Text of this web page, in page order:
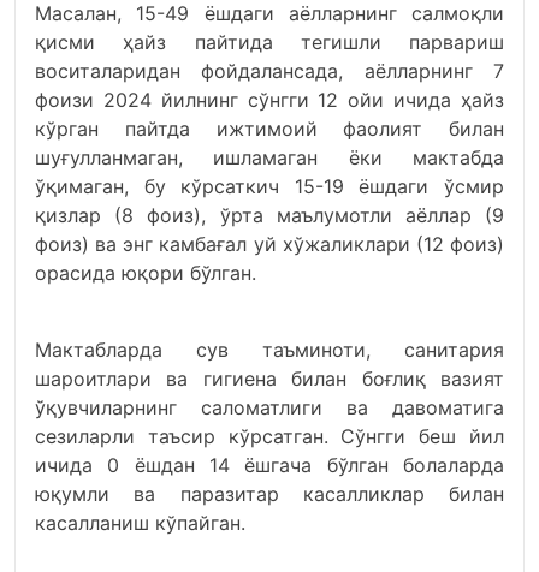
Масалан, 15-49 ёшдаги аёлларнинг салмоқли
қисми ҳайз пайтида тегишли парвариш
воситаларидан фойдалансада, аёлларнинг 7
фоизи 2024 йилнинг сўнгги 12 ойи ичида ҳайз
кўрган пайтда ижтимоий фаолият билан
шуғулланмаган, ишламаган ёки мактабда
ўқимаган, бу кўрсаткич 15-19 ёшдаги ўсмир
қизлар (8 фоиз), ўрта маълумотли аёллар (9
фоиз) ва энг камбағал уй хўжаликлари (12 фоиз)
орасида юқори бўлган.
Мактабларда сув таъминоти, санитария
шароитлари ва гигиена билан боғлиқ вазият
ўқувчиларнинг саломатлиги ва давоматига
сезиларли таъсир кўрсатган. Сўнгги беш йил
ичида 0 ёшдан 14 ёшгача бўлган болаларда
юқумли ва паразитар касалликлар билан
касалланиш кўпайган.